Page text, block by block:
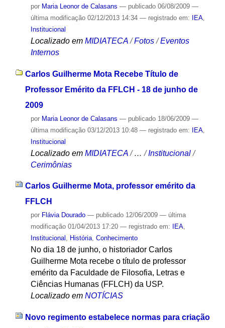
por Maria Leonor de Calasans — publicado06/08/2009 —
última modificação02/12/2013 14:34 — registrado em: IEA,
Institucional
Localizado em MIDIATECA /Fotos /Eventos
Internos
Carlos Guilherme Mota Recebe Título de
Professor Emérito da FFLCH - 18 de junho de
2009
por Maria Leonor de Calasans — publicado18/06/2009 —
última modificação03/12/2013 10:48 — registrado em: IEA,
Institucional
Localizado em MIDIATECA /…/Institucional /
Cerimônias
Carlos Guilherme Mota, professor emérito da
FFLCH
por Flávia Dourado — publicado12/06/2009 — última
modificação01/04/2013 17:20 — registrado em: IEA,
Institucional , História, Conhecimento
No dia 18 de junho, o historiador Carlos
Guilherme Mota recebe o título de professor
emérito da Faculdade de Filosofia, Letras e
Ciências Humanas (FFLCH) da USP.
Localizado em NOTÍCIAS
Novo regimento estabelece normas para criação